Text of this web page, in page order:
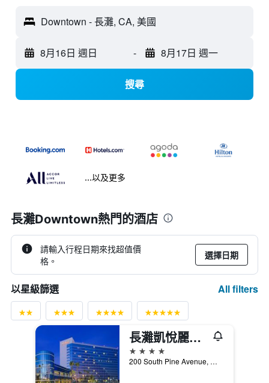
Downtown - 長灘, CA, 美國
8月16日 週日 - 8月17日 週一
搜尋
...以及更多
長灘Downtown熱門的酒店
請輸入行程日期來找超值價
格。
選擇日期
以星級篩選 All filters
長灘凱悅麗景灣酒店
4星級
200 South Pine Avenue, 長灘, CA, 美國